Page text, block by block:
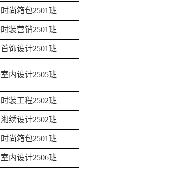
时尚箱包2501班
时装营销2501班
首饰设计2501班
室内设计2505班
时装工程2502班
湘绣设计2502班
时尚箱包2501班
室内设计2506班